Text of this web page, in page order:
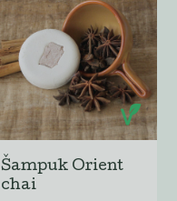
Šampuk Orient
chai